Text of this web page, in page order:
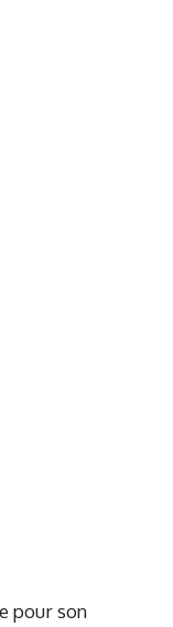
pour son